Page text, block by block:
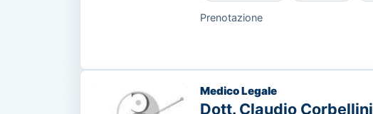
Prenotazione
Medico Legale
Dott. Claudio Corbellini